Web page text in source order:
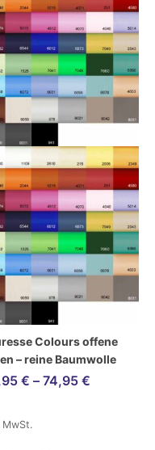
Colours offene
– reine Baumwolle
€ – 74,95 €
MwSt.